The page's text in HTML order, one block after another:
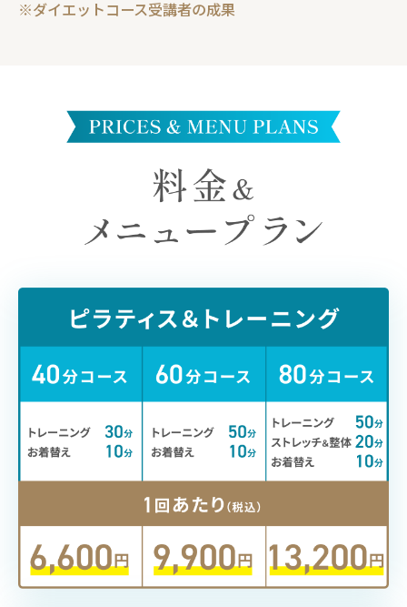
ダイエットコース受講者の成果